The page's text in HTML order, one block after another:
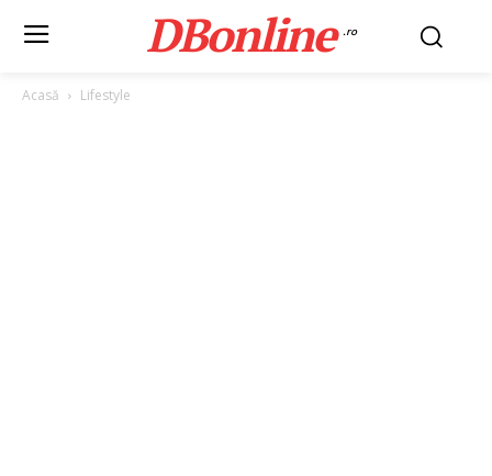
DBonline .ro
Acasă Lifestyle